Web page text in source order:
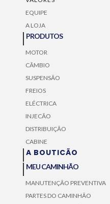
EQUIPE
A LOJA
PRODUTOS
MOTOR
CÃMBIO
SUSPENSÃO
FREIOS
ELÉCTRICA
INJECÃO
DISTRIBUIÇÃO
CABINE
A BOUTICÃO
MEU CAMINHÃO
MANUTENÇÃO PREVENTIVA
PARTES DO CAMINHÃO